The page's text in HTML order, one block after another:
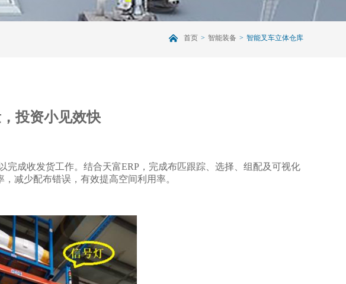
首页 > 智能装备 > 智能叉车立体仓库
投资小见效快
完成收发货工作。结合天富ERP，完成布匹跟踪、选择、组配及可视化
减少配布错误，有效提高空间利用率。